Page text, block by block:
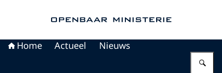
Home Actueel Nieuws